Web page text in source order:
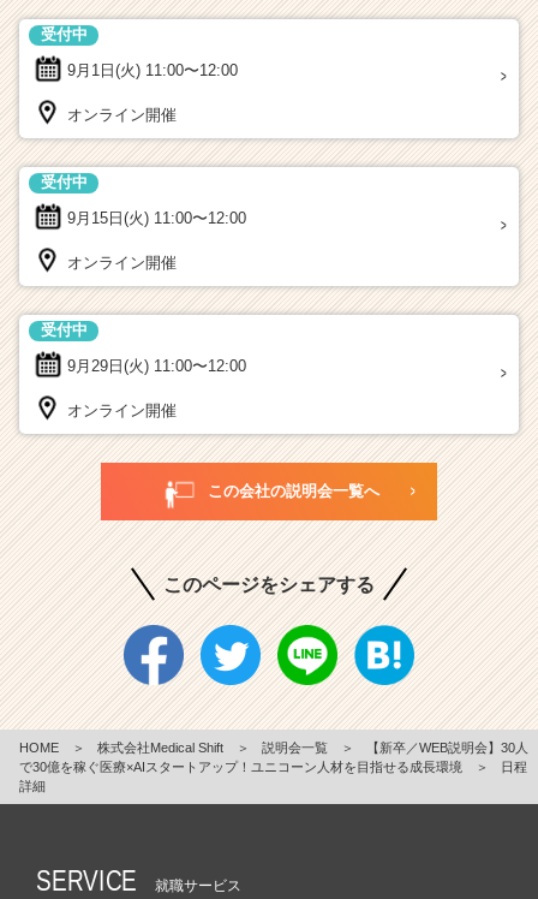
9月1日(火) 11:00〜12:00
受付中
オンライン開催
9月15日(火) 11:00〜12:00
受付中
オンライン開催
9月29日(火) 11:00〜12:00
受付中
オンライン開催
この会社の説明会一覧へ
このページをシェアする
HOME ＞ 株式会社Medical Shift ＞ 説明会一覧 ＞
【新卒／WEB説明会】30人
で30億を稼ぐ医療×AIスタートアップ！ユニコーン人材を目指せる成長環境
＞
日程
詳細
SERVICE 就職サービス